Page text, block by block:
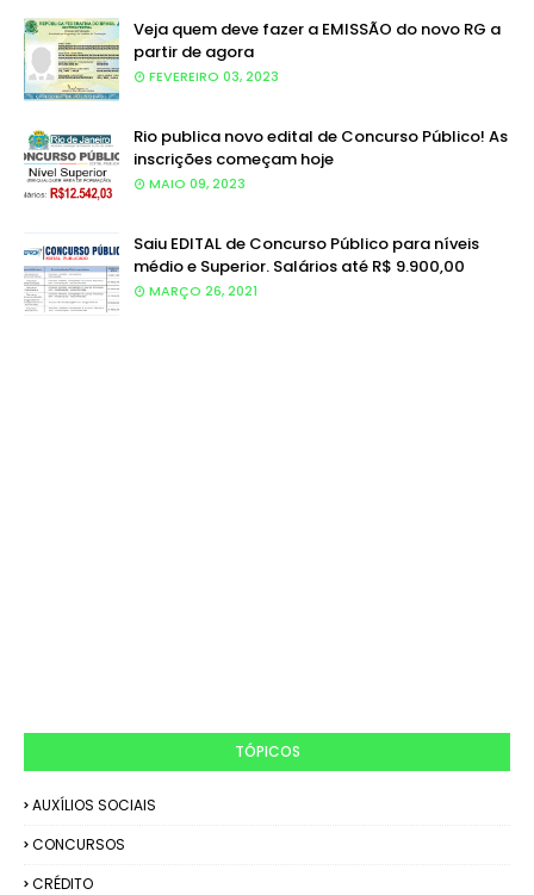
Veja quem deve fazer a EMISSÃO do novo RG a
partir de agora
FEVEREIRO 03, 2023
Rio publica novo edital de Concurso Público! As
inscrições começam hoje
MAIO 09, 2023
Saiu EDITAL de Concurso Público para níveis
médio e Superior. Salários até R$ 9.900,00
MARÇO 26, 2021
TÓPICOS
AUXÍLIOS SOCIAIS
CONCURSOS
CRÉDITO